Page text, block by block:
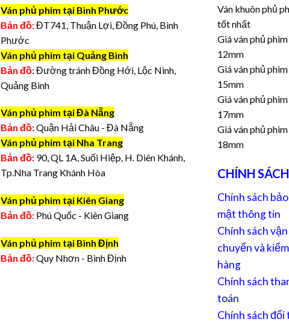
Ván phủ phim tại Bình Phước
Bản đồ:ĐT741, Thuận Lợi, Đồng Phú, Bình
Phước
Ván phủ phim tại Quảng Bình
Bản đồ:Đường tránh Đồng Hới, Lộc Ninh,
Quảng Bình
Ván phủ phim tại Đà Nẵng
Bản đồ:Quận Hải Châu - Đà Nẵng
Ván phủ phim tại Nha Trang
Bản đồ: 90, QL 1A, Suối Hiệp, H. Diên Khánh,
Tp.Nha Trang Khánh Hòa
Ván phủ phim tại Kiên Giang
Bản đồ: Phú Quốc - Kiên Giang
Ván phủ phim tại Bình Định
Bản đồ:Quy Nhơn - Bình Định
Ván khuôn phủ
tốt nhất
Giá ván phủ phim
12mm
Giá ván phủ phim
15mm
Giá ván phủ phim
17mm
Giá ván phủ phim
18mm
CHÍNH SÁCH
Chính sách bảo
mật thông tin
Chính sách vận
chuyển và
hàng
Chính sách
toán
Chính sách đổi